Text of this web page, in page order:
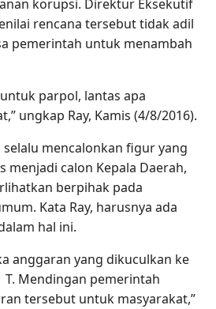
korupsi. Direktur Eksekutif
rencana tersebut tidak adil
pemerintah untuk menambah
parpol, lantas apa
ungkap Ray, Kamis (4/8/2016).
mencalonkan figur yang
menjadi calon Kepala Daerah,
berpihak pada
Kata Ray, harusnya ada
hal ini.
anggaran yang dikuculkan ke
Mendingan pemerintah
tersebut untuk masyarakat,”